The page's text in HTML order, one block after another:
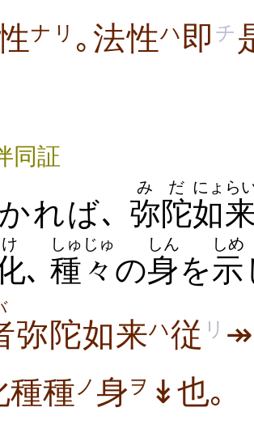
ナリ ｡法性ハ即 チ
同証
れば､ 弥陀
みだ
如
にょら
け
､ 種々
しゅじゅ
の身
しん
を示
しめ
弥陀如来ハ従 リ ↠
種種 ノ 身ヲ ↡也｡